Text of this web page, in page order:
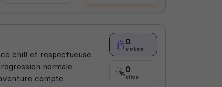
chill et respectueuse
normale
compte
0
votes
0
clics